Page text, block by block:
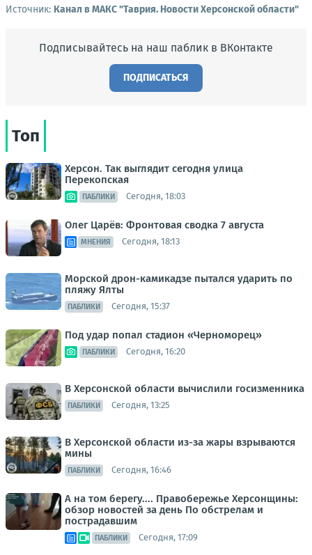
Источник: Канал в МАКС "Таврия. Новости Херсонской области"
Подписывайтесь на наш паблик в ВКонтакте
ПОДПИСАТЬСЯ
Топ
Херсон. Так выглядит сегодня улица
Перекопская
ПАБЛИКИ Сегодня, 18:03
Олег Царёв: Фронтовая сводка 7 августа
МНЕНИЯ Сегодня, 18:13
Морской дрон-камикадзе пытался ударить по
пляжу Ялты
ПАБЛИКИ Сегодня, 15:37
Под удар попал стадион «Черноморец»
ПАБЛИКИ Сегодня, 16:20
В Херсонской области вычислили госизменника
ПАБЛИКИ Сегодня, 13:25
В Херсонской области из-за жары взрываются
мины
ПАБЛИКИ Сегодня, 16:46
А на том берегу.... Правобережье Херсонщины:
обзор новостей за день По обстрелам и
пострадавшим
ПАБЛИКИ Сегодня, 17:09